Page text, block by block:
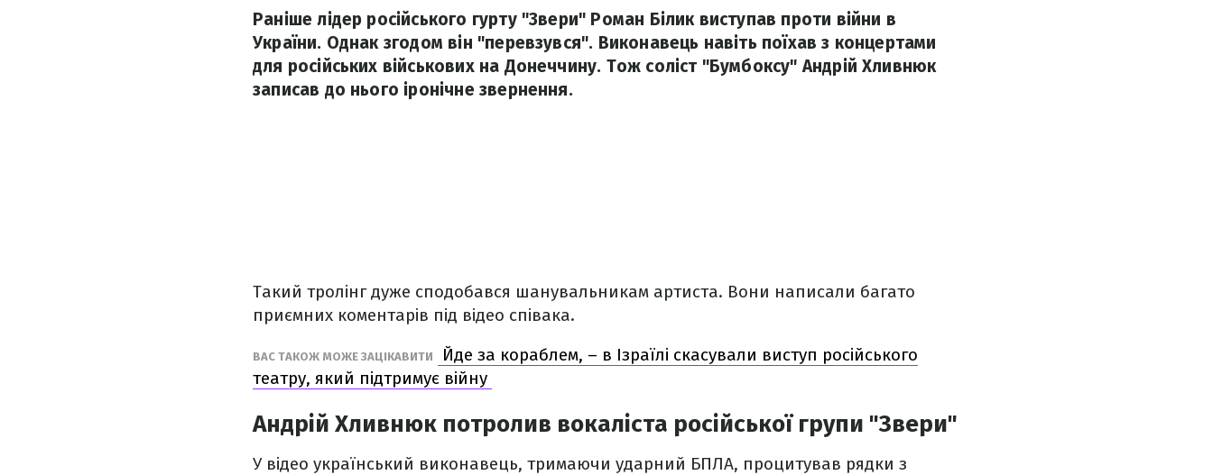
Раніше лідер російського гурту "Звери" Роман Білик виступав проти війни в
України. Однак згодом він "перевзувся". Виконавець навіть поїхав з концертами
для російських військових на Донеччину. Тож соліст "Бумбоксу" Андрій Хливнюк
записав до нього іронічне звернення.
Такий тролінг дуже сподобався шанувальникам артиста. Вони написали багато
приємних коментарів під відео співака.
ВАС ТАКОЖ МОЖЕ ЗАЦІКАВИТИ
Йде за кораблем, – в Ізраїлі скасували виступ російського
театру, який підтримує війну
Андрій Хливнюк потролив вокаліста російської групи "Звери"
У відео український виконавець, тримаючи ударний БПЛА, процитував рядки з